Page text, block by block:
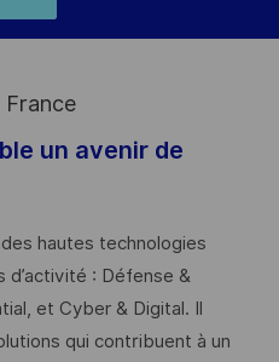
France
un avenir de
hautes technologies
d’activité : Défense &
et Cyber & Digital. Il
qui contribuent à un